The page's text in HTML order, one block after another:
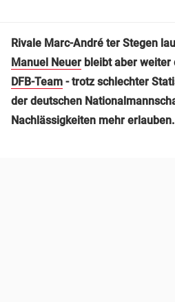
Rivale Marc-André ter Stegen
Manuel Neuer bleibt aber weiter
DFB-Team - trotz schlechter
der deutschen
Nachlässigkeiten mehr erlauben.